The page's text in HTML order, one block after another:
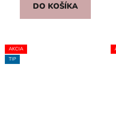
DO KOŠÍKA
AKCIA
TIP